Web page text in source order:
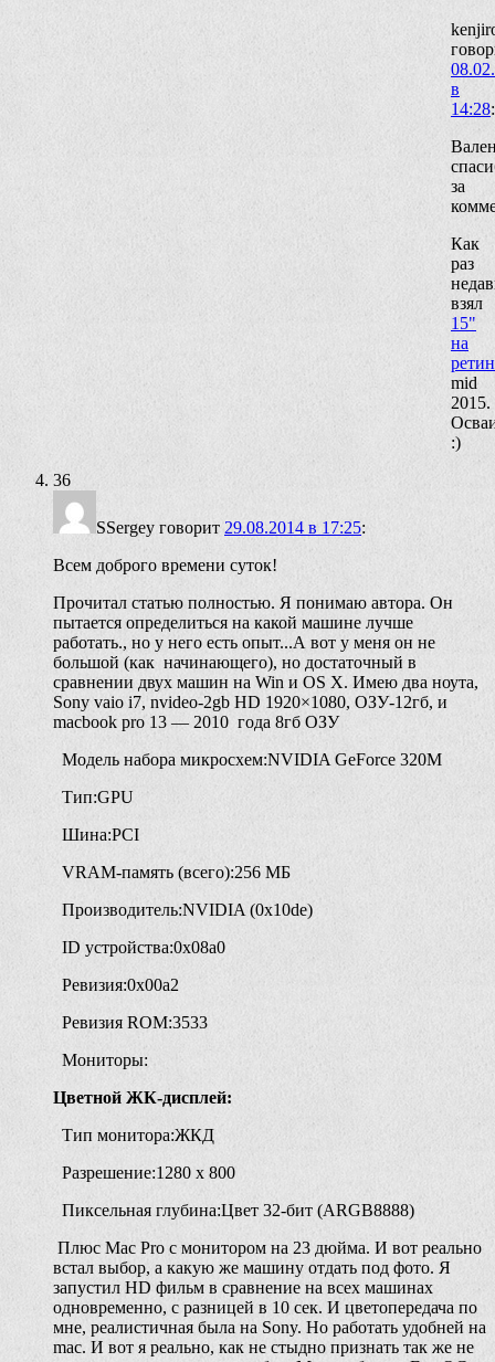
в
14:28:
за
Как
раз
взял
15"
на
mid
2015.
:)
36
SSergey говорит 29.08.2014 в 17:25:
Всем доброго времени суток!
Прочитал статью полностью. Я понимаю автора. Он
пытается определиться на какой машине лучше
работать., но у него есть опыт...А вот у меня он не
большой (как начинающего), но достаточный в
сравнении двух машин на Win и OS X. Имею два ноута,
Sony vaio i7, nvideo-2gb HD 1920×1080, ОЗУ-12гб, и
macbook pro 13 — 2010 года 8гб ОЗУ
Модель набора микросхем:NVIDIA GeForce 320M
Тип:GPU
Шина:PCI
VRAM-память (всего):256 МБ
Производитель:NVIDIA (0x10de)
ID устройства:0x08a0
Ревизия:0x00a2
Ревизия ROM:3533
Мониторы:
Цветной ЖК-дисплей:
Тип монитора:ЖКД
Разрешение:1280 x 800
Пиксельная глубина:Цвет 32-бит (ARGB8888)
Плюс Mac Pro c монитором на 23 дюйма. И вот реально
встал выбор, а какую же машину отдать под фото. Я
запустил HD фильм в сравнение на всех машинах
одновременно, с разницей в 10 сек. И цветопередача по
мне, реалистичная была на Sony. Но работать удобней на
mac. И вот я реально, как не стыдно признать так же не